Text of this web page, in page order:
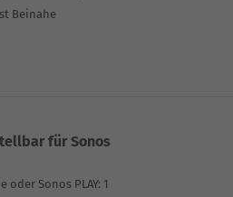
Beinahe
für Sonos
Sonos PLAY: 1